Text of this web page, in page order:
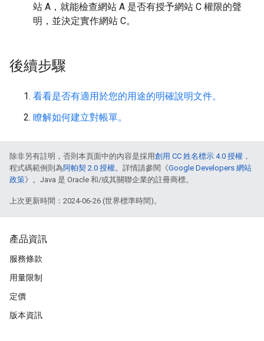
站 A，就能檢查網站 A 是否有授予網站 C 權限的聲
明，並決定實作網站 C。
後續步驟
看看是否有適用於您的用途的明確說明文件。
瞭解如何建立對帳單。
除非另有註明，否則本頁面中的內容是採用創用 CC 姓名標示 4.0 授權 ，
程式碼範例則為阿帕契 2.0 授權。詳情請參閱《Google Developers 網站
政策》。Java 是 Oracle 和/或其關聯企業的註冊商標。
上次更新時間：2024-06-26 (世界標準時間)。
產品資訊
服務條款
用量限制
定價
版本資訊